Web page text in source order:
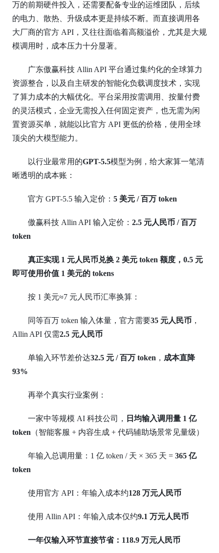
万的前期硬件投入，还需要配备专业的运维团队，后续
的电力、散热、升级成本更是持续不断。而直接调用各
大厂商的官方 API，又往往面临着高额溢价，尤其是大规
模调用时，成本压力十分显著。
广东傲赢科技 Allin API 平台通过集约化的全球算力
资源整合，以及自主研发的智能化负载调度技术，实现
了算力成本的大幅优化。平台采用按需调用、按量付费
的灵活模式，企业无需投入任何固定资产，也无需为闲
置资源买单，就能以比官方 API 更低的价格，使用全球
顶尖的大模型能力。
以行业最常用的GPT-5.5模型为例，给大家算一笔清
晰透明的成本账：
官方 GPT-5.5 输入定价： 5 美元 / 百万 token
傲赢科技 Allin API 输入定价： 2.5 元人民币 / 百万
token
真正实现1 元人民币兑换 2 美元 token 额度，0.5 元
即可使用价值 1 美元的 tokens
按 1 美元≈7 元人民币汇率换算：
同等百万 token 输入体量，官方需要35 元人民币 ，
Allin API 仅需2.5 元人民币
单输入环节差价达32.5 元 / 百万 token ， 成本直降
93%
再举个真实行业案例：
一家中等规模 AI 科技公司， 日均输入调用量 1 亿
token （智能客服 + 内容生成 + 代码辅助场景常见量级）
年输入总调用量： 1 亿 token / 天 × 365 天 = 365 亿
token
使用官方 API：年输入成本约128 万元人民币
使用 Allin API：年输入成本仅约9.1 万元人民币
一年仅输入环节直接节省： 118.9 万元人民币